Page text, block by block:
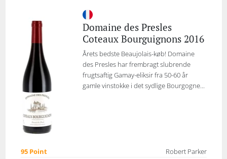
Domaine des Presles
Coteaux Bourguignons 2016
Årets bedste Beaujolais-køb! Domaine
des Presles har frembragt slubrende
frugtsaftig Gamay-eliksir fra 50-60 år
gamle vinstokke i det sydlige Bourgogne...
95 Point Robert Parker